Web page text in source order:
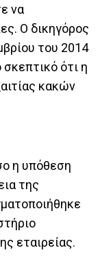
να
Ο δικηγόρος
του 2014
ότι η
κακών
η υπόθεση
της
εταιρείας.